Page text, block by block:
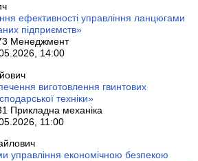
ефективності управління ланцюгами
підприємств»
Менеджмент
14:00
виготовлення гвинтових
техніки»
Прикладна механіка
11:00
управління економічною безпекою